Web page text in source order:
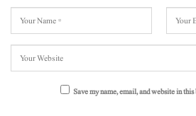
Save my name, email, and website in